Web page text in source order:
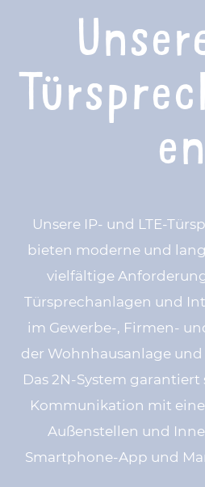
en
Unsere IP- und LTE-
bieten moderne und
vielfältige
Türsprechanlagen und
im Gewerbe-, Firmen-
der Wohnhausanlage
Das 2N-System
Kommunikation mit
Außenstellen und
Smartphone-App und